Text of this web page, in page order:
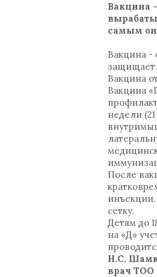
Вакцина
самым
Вакцина -
Вакцина
Вакцина
недели
После
сетку.
Детям до
на «Д»
Н.С.
врач ТОО